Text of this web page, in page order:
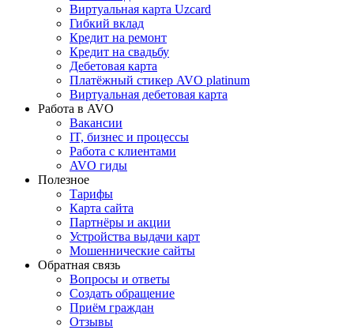
Виртуальная карта Uzcard
Гибкий вклад
Кредит на ремонт
Кредит на свадьбу
Дебетовая карта
Платёжный стикер AVO platinum
Виртуальная дебетовая карта
Работа в AVO
Вакансии
IT, бизнес и процессы
Работа с клиентами
AVO гиды
Полезное
Тарифы
Карта сайта
Партнёры и акции
Устройства выдачи карт
Мошеннические cайты
Обратная связь
Вопросы и ответы
Создать обращение
Приём граждан
Отзывы